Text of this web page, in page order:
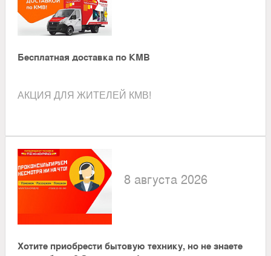
Бесплатная доставка по КМВ
АКЦИЯ ДЛЯ ЖИТЕЛЕЙ КМВ!
8 августа 2026
Хотите приобрести бытовую технику, но не знаете